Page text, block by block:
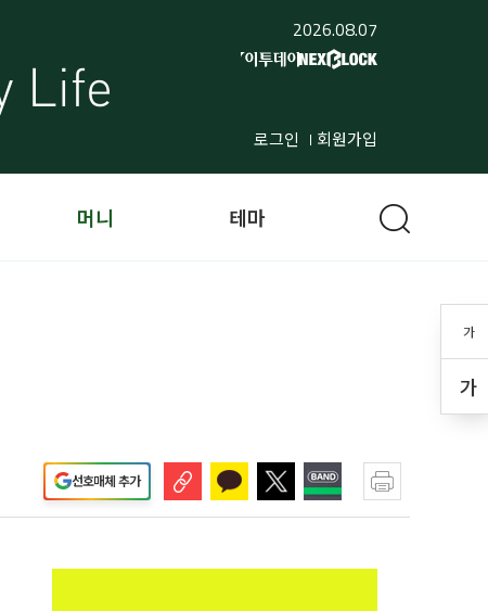
2026.08.07
로그인 회원가입
가
가
머니 테마
선호매체 추가